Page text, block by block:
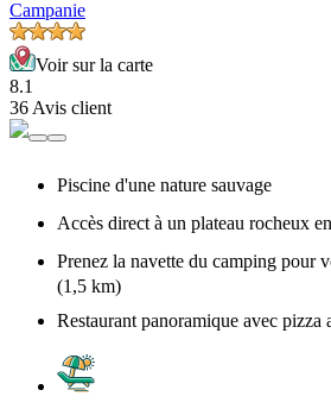
Campanie
Voir sur la carte
8.1
36 Avis client
Piscine d'une nature sauvage
Accès direct à un plateau rocheux
Prenez la navette du camping pour
(1,5 km)
Restaurant panoramique avec pizza